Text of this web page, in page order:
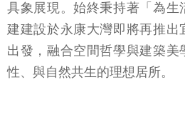
具象展現。始終秉持著「為生
建建設於永康大灣即將再推出
出發，融合空間哲學與建築美
性、與自然共生的理想居所。